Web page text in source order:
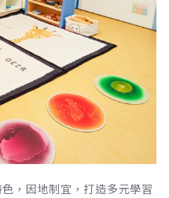
，因地制宜，打造多元學習